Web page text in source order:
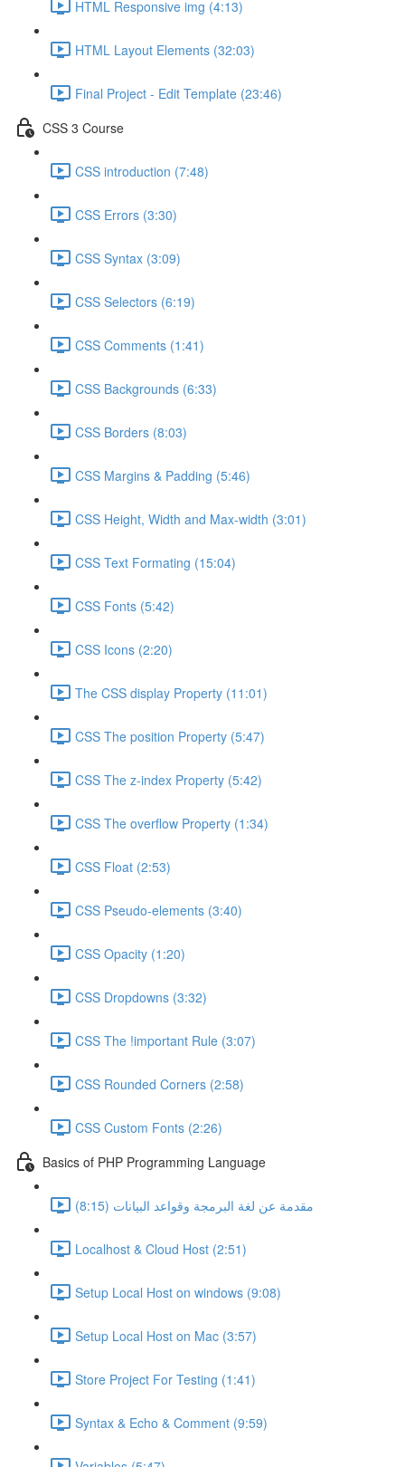
HTML Responsive img (4:13)
HTML Layout Elements (32:03)
Final Project - Edit Template (23:46)
CSS 3 Course
CSS introduction (7:48)
CSS Errors (3:30)
CSS Syntax (3:09)
CSS Selectors (6:19)
CSS Comments (1:41)
CSS Backgrounds (6:33)
CSS Borders (8:03)
CSS Margins & Padding (5:46)
CSS Height, Width and Max-width (3:01)
CSS Text Formating (15:04)
CSS Fonts (5:42)
CSS Icons (2:20)
The CSS display Property (11:01)
CSS The position Property (5:47)
CSS The z-index Property (5:42)
CSS The overflow Property (1:34)
CSS Float (2:53)
CSS Pseudo-elements (3:40)
CSS Opacity (1:20)
CSS Dropdowns (3:32)
CSS The !important Rule (3:07)
CSS Rounded Corners (2:58)
CSS Custom Fonts (2:26)
Basics of PHP Programming Language
مقدمة عن لغة البرمجة وقواعد البيانات (8:15)
Localhost & Cloud Host (2:51)
Setup Local Host on windows (9:08)
Setup Local Host on Mac (3:57)
Store Project For Testing (1:41)
Syntax & Echo & Comment (9:59)